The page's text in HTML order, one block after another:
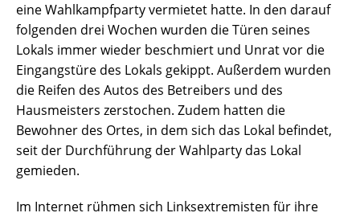
eine Wahlkampfparty vermietet hatte. In den darauf
folgenden drei Wochen wurden die Türen seines
Lokals immer wieder beschmiert und Unrat vor die
Eingangstüre des Lokals gekippt. Außerdem wurden
die Reifen des Autos des Betreibers und des
Hausmeisters zerstochen. Zudem hatten die
Bewohner des Ortes, in dem sich das Lokal befindet,
seit der Durchführung der Wahlparty das Lokal
gemieden.
Im Internet rühmen sich Linksextremisten für ihre